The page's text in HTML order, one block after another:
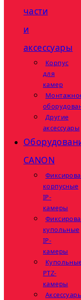
части
и
аксессуары
Корпус
для
камер
Другие
аксессуары
CANON
корпусные
IP-
камеры
купольные
IP-
камеры
PTZ-
камеры